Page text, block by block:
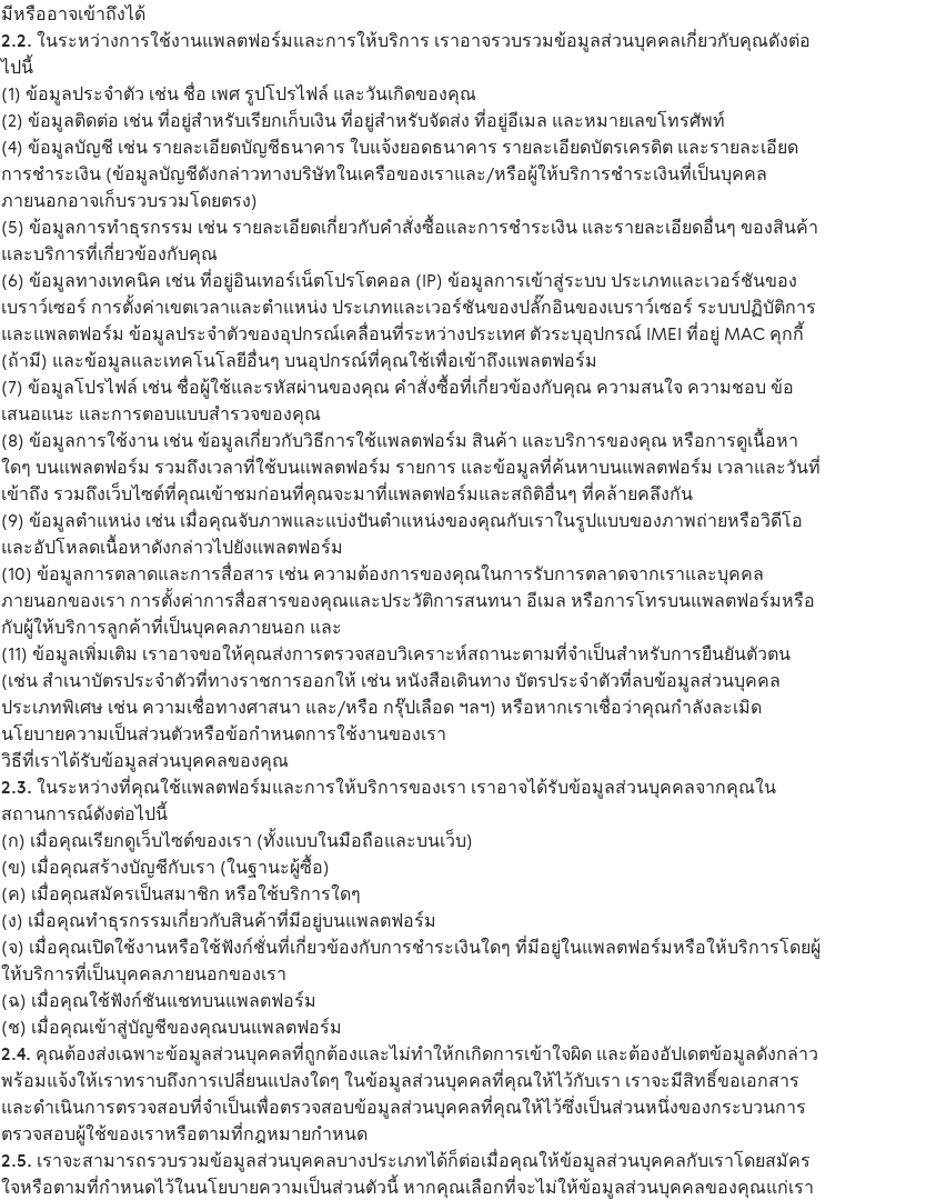
มีหรืออาจเข้าถึงได้
2.2. ในระหว่างการใช้งานแพลตฟอร์มและการให้บริการ เราอาจรวบรวมข้อมูลส่วนบุคคลเกี่ยวกับคุณดังต่อ
ไปนี้
(1) ข้อมูลประจำตัว เช่น ชื่อ เพศ รูปโปรไฟล์ และวันเกิดของคุณ
(2) ข้อมูลติดต่อ เช่น ที่อยู่สำหรับเรียกเก็บเงิน ที่อยู่สำหรับจัดส่ง ที่อยู่อีเมล และหมายเลขโทรศัพท์
(4) ข้อมูลบัญชี เช่น รายละเอียดบัญชีธนาคาร ใบแจ้งยอดธนาคาร รายละเอียดบัตรเครดิต และรายละเอียด
การชำระเงิน (ข้อมูลบัญชีดังกล่าวทางบริษัทในเครือของเราและ/หรือผู้ให้บริการชำระเงินที่เป็นบุคคล
ภายนอกอาจเก็บรวบรวมโดยตรง)
(5) ข้อมูลการทำธุรกรรม เช่น รายละเอียดเกี่ยวกับคำสั่งซื้อและการชำระเงิน และรายละเอียดอื่นๆ ของสินค้า
และบริการที่เกี่ยวข้องกับคุณ
(6) ข้อมูลทางเทคนิค เช่น ที่อยู่อินเทอร์เน็ตโปรโตคอล (IP) ข้อมูลการเข้าสู่ระบบ ประเภทและเวอร์ชันของ
เบราว์เซอร์ การตั้งค่าเขตเวลาและตำแหน่ง ประเภทและเวอร์ชันของปลั๊กอินของเบราว์เซอร์ ระบบปฏิบัติการ
และแพลตฟอร์ม ข้อมูลประจำตัวของอุปกรณ์เคลื่อนที่ระหว่างประเทศ ตัวระบุอุปกรณ์ IMEI ที่อยู่ MAC คุกกี้
(ถ้ามี) และข้อมูลและเทคโนโลยีอื่นๆ บนอุปกรณ์ที่คุณใช้เพื่อเข้าถึงแพลตฟอร์ม
(7) ข้อมูลโปรไฟล์ เช่น ชื่อผู้ใช้และรหัสผ่านของคุณ คำสั่งซื้อที่เกี่ยวข้องกับคุณ ความสนใจ ความชอบ ข้อ
เสนอแนะ และการตอบแบบสำรวจของคุณ
(8) ข้อมูลการใช้งาน เช่น ข้อมูลเกี่ยวกับวิธีการใช้แพลตฟอร์ม สินค้า และบริการของคุณ หรือการดูเนื้อหา
ใดๆ บนแพลตฟอร์ม รวมถึงเวลาที่ใช้บนแพลตฟอร์ม รายการ และข้อมูลที่ค้นหาบนแพลตฟอร์ม เวลาและวันที่
เข้าถึง รวมถึงเว็บไซต์ที่คุณเข้าชมก่อนที่คุณจะมาที่แพลตฟอร์มและสถิติอื่นๆ ที่คล้ายคลึงกัน
(9) ข้อมูลตำแหน่ง เช่น เมื่อคุณจับภาพและแบ่งปันตำแหน่งของคุณกับเราในรูปแบบของภาพถ่ายหรือวิดีโอ
และอัปโหลดเนื้อหาดังกล่าวไปยังแพลตฟอร์ม
(10) ข้อมูลการตลาดและการสื่อสาร เช่น ความต้องการของคุณในการรับการตลาดจากเราและบุคคล
ภายนอกของเรา การตั้งค่าการสื่อสารของคุณและประวัติการสนทนา อีเมล หรือการโทรบนแพลตฟอร์มหรือ
กับผู้ให้บริการลูกค้าที่เป็นบุคคลภายนอก และ
(11) ข้อมูลเพิ่มเติม เราอาจขอให้คุณส่งการตรวจสอบวิเคราะห์สถานะตามที่จำเป็นสำหรับการยืนยันตัวตน
(เช่น สำเนาบัตรประจำตัวที่ทางราชการออกให้ เช่น หนังสือเดินทาง บัตรประจำตัวที่ลบข้อมูลส่วนบุคคล
ประเภทพิเศษ เช่น ความเชื่อทางศาสนา และ/หรือ กรุ๊ปเลือด ฯลฯ) หรือหากเราเชื่อว่าคุณกำลังละเมิด
นโยบายความเป็นส่วนตัวหรือข้อกำหนดการใช้งานของเรา
วิธีที่เราได้รับข้อมูลส่วนบุคคลของคุณ
2.3. ในระหว่างที่คุณใช้แพลตฟอร์มและการให้บริการของเรา เราอาจได้รับข้อมูลส่วนบุคคลจากคุณใน
สถานการณ์ดังต่อไปนี้
(ก) เมื่อคุณเรียกดูเว็บไซต์ของเรา (ทั้งแบบในมือถือและบนเว็บ)
(ข) เมื่อคุณสร้างบัญชีกับเรา (ในฐานะผู้ซื้อ)
(ค) เมื่อคุณสมัครเป็นสมาชิก หรือใช้บริการใดๆ
(ง) เมื่อคุณทำธุรกรรมเกี่ยวกับสินค้าที่มีอยู่บนแพลตฟอร์ม
(จ) เมื่อคุณเปิดใช้งานหรือใช้ฟังก์ชั่นที่เกี่ยวข้องกับการชำระเงินใดๆ ที่มีอยู่ในแพลตฟอร์มหรือให้บริการโดยผู้
ให้บริการที่เป็นบุคคลภายนอกของเรา
(ฉ) เมื่อคุณใช้ฟังก์ชันแชทบนแพลตฟอร์ม
(ช) เมื่อคุณเข้าสู่บัญชีของคุณบนแพลตฟอร์ม
2.4. คุณต้องส่งเฉพาะข้อมูลส่วนบุคคลที่ถูกต้องและไม่ทำให้กเกิดการเข้าใจผิด และต้องอัปเดตข้อมูลดังกล่าว
พร้อมแจ้งให้เราทราบถึงการเปลี่ยนแปลงใดๆ ในข้อมูลส่วนบุคคลที่คุณให้ไว้กับเรา เราจะมีสิทธิ์ขอเอกสาร
และดำเนินการตรวจสอบที่จำเป็นเพื่อตรวจสอบข้อมูลส่วนบุคคลที่คุณให้ไว้ซึ่งเป็นส่วนหนึ่งของกระบวนการ
ตรวจสอบผู้ใช้ของเราหรือตามที่กฎหมายกำหนด
2.5. เราจะสามารถรวบรวมข้อมูลส่วนบุคคลบางประเภทได้ก็ต่อเมื่อคุณให้ข้อมูลส่วนบุคคลกับเราโดยสมัคร
ใจหรือตามที่กำหนดไว้ในนโยบายความเป็นส่วนตัวนี้ หากคุณเลือกที่จะไม่ให้ข้อมูลส่วนบุคคลของคุณแก่เรา